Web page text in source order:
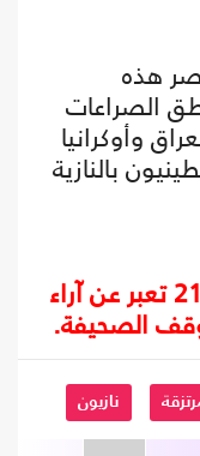
هذه
الصراعات
وأوكرانيا
بالنازية
المقالات المنشورة في عربي21 تعبر عن آراء
الصحيفة.
نازيون